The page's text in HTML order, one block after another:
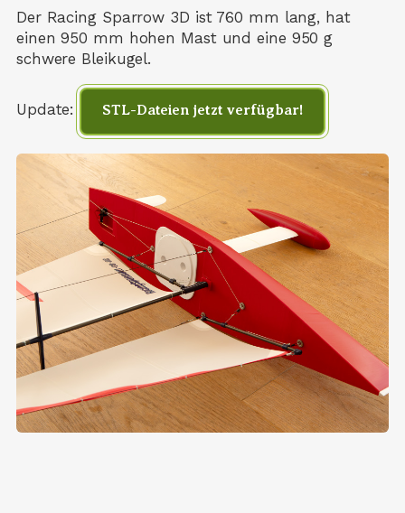
Der Racing Sparrow 3D ist 760 mm lang, hat
einen 950 mm hohen Mast und eine 950 g
schwere Bleikugel.
Update: STL-Dateien jetzt verfügbar!